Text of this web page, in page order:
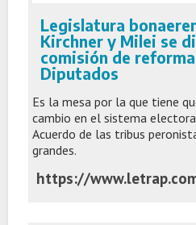
Legislatura
Kirchner y Milei se
comisión de
Diputados
Es la mesa por la que tiene
cambio en el sistema
Acuerdo de las tribus
grandes.